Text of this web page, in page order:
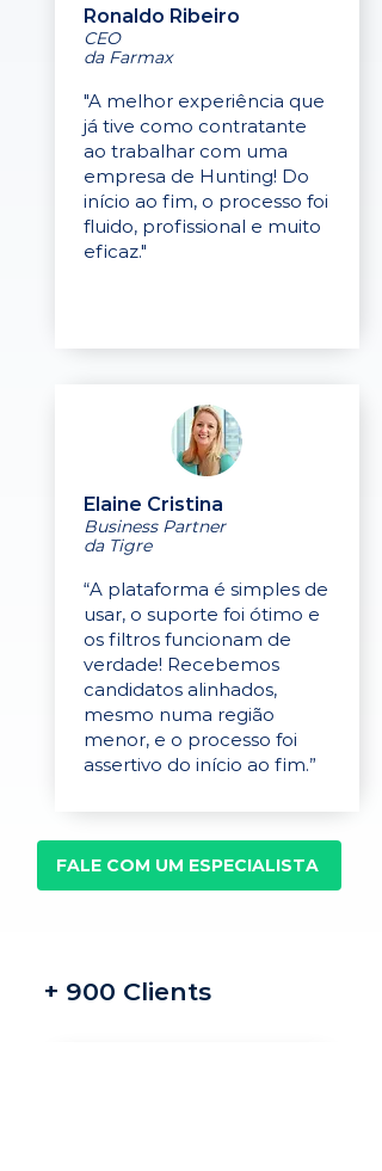
Ronaldo Ribeiro
CEO
da Farmax
"A melhor experiência que
já tive como contratante
ao trabalhar com uma
empresa de Hunting! Do
início ao fim, o processo foi
fluido, profissional e muito
eficaz."
Elaine Cristina
Business Partner
da Tigre
“A plataforma é simples de
usar, o suporte foi ótimo e
os filtros funcionam de
verdade! Recebemos
candidatos alinhados,
mesmo numa região
menor, e o processo foi
assertivo do início ao fim.”
FALE COM UM ESPECIALISTA
+ 900 Clients